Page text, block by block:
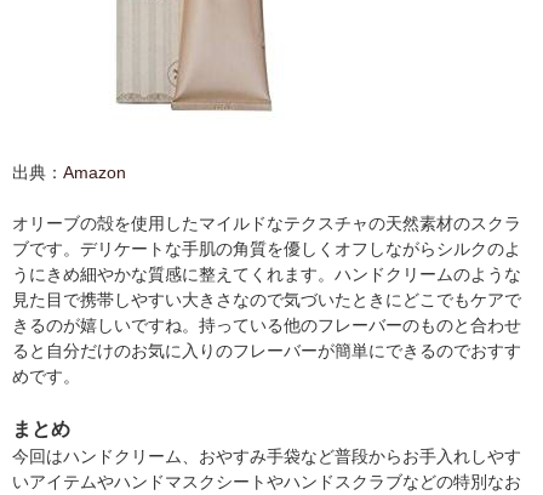
出典： Amazon
オリーブの殻を使用したマイルドなテクスチャの天然素材のスクラ
ブです。デリケートな手肌の角質を優しくオフしながらシルクのよ
うにきめ細やかな質感に整えてくれます。ハンドクリームのような
見た目で携帯しやすい大きさなので気づいたときにどこでもケアで
きるのが嬉しいですね。持っている他のフレーバーのものと合わせ
ると自分だけのお気に入りのフレーバーが簡単にできるのでおすす
めです。
まとめ
今回はハンドクリーム、おやすみ手袋など普段からお手入れしやす
いアイテムやハンドマスクシートやハンドスクラブなどの特別なお